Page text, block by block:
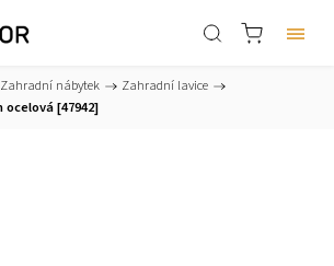
Zahradní nábytek / Zahradní lavice /
ocelová [47942]